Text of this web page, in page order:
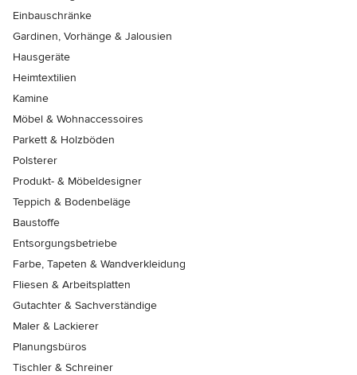
Einbauschränke
Gardinen, Vorhänge & Jalousien
Hausgeräte
Heimtextilien
Kamine
Möbel & Wohnaccessoires
Parkett & Holzböden
Polsterer
Produkt- & Möbeldesigner
Teppich & Bodenbeläge
Baustoffe
Entsorgungsbetriebe
Farbe, Tapeten & Wandverkleidung
Fliesen & Arbeitsplatten
Gutachter & Sachverständige
Maler & Lackierer
Planungsbüros
Tischler & Schreiner